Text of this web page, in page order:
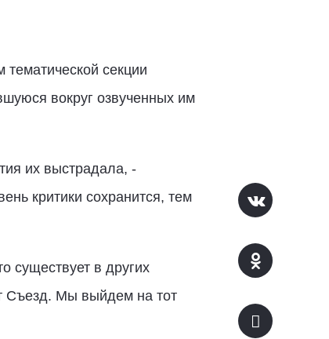
секции
вокруг озвученных им
их выстрадала, -
критики сохранится, тем
существует в других
Съезд. Мы выйдем на тот